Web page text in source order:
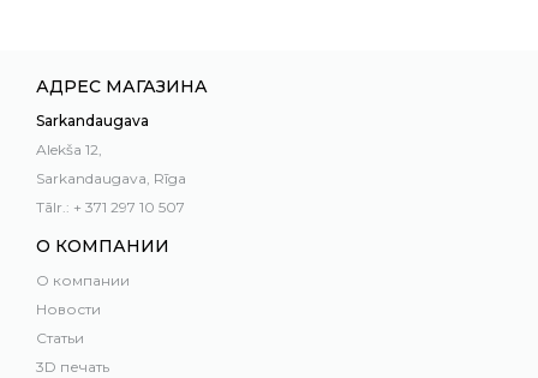
АДРЕС МАГАЗИНА
Sarkandaugava
Alekša 12,
Sarkandaugava, Rīga
Tālr.: + 371 297 10 507
О КОМПАНИИ
О компании
Новости
Статьи
3D печать